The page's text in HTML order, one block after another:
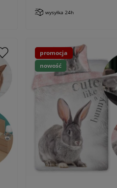
wysyłka 24h
promocja
nowość